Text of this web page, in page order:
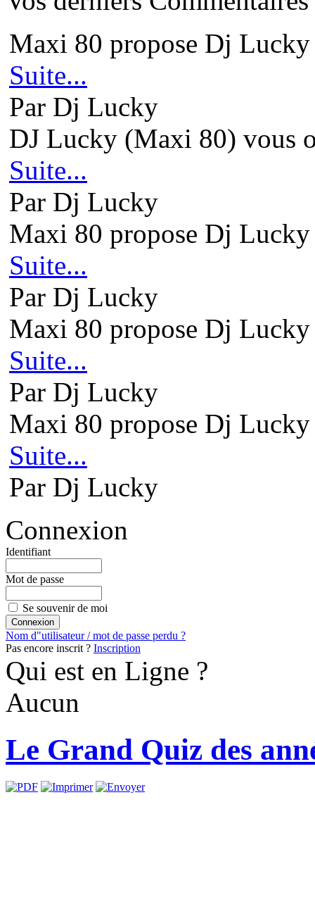
Maxi 80 propose Dj
Suite...
Par Dj Lucky
DJ Lucky (Maxi 80) vous
Suite...
Par Dj Lucky
Maxi 80 propose Dj
Suite...
Par Dj Lucky
Maxi 80 propose Dj
Suite...
Par Dj Lucky
Maxi 80 propose Dj
Suite...
Par Dj Lucky
Connexion
Identifiant
Mot de passe
Se souvenir de moi
Nom d"utilisateur / mot de passe perdu ?
Pas encore inscrit ? Inscription
Qui est en Ligne ?
Aucun
Le Grand Quiz des